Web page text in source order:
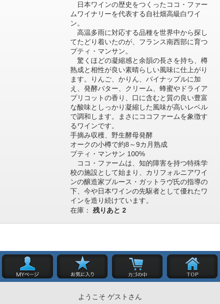
日本ワインの歴史をつくったココ・ファー
ムワイナリーを代表する自社畑高級白ワイ
ン。
高温多雨に対応する品種を世界中から探し
てたどり着いたのが、フランス南西部に育つ
プティ・マンサン。
驚くほどの凝縮感と余韻の長さを持ち、樽
熟成と相性が良い素晴らしい風味に仕上がり
ます。りんご、かりん、パイナップルに加
え、発酵バター、クリーム、蜂蜜やドライア
プリコットの香り、口に含むと質の良い豊富
な酸味としっかり凝縮した風味が高いレベル
で調和します。まさにココファームを象徴す
るワインです。
手摘み収穫、野生酵母発酵
オークの小樽で約8～9カ月熟成
プティ・マンサン 100%
ココ・ファームは、知的障害を持つ特殊学
校の施設として始まり、カリフォルニアワイ
ンの醸造家ブルース・ガットラヴ氏の指導の
下、今や日本ワインの先駆者として優れたワ
インを造り続けています。
在庫： 残りあと 2
ようこそ ゲストさん